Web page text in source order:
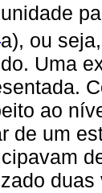
a), ou
Uma
ao
de um